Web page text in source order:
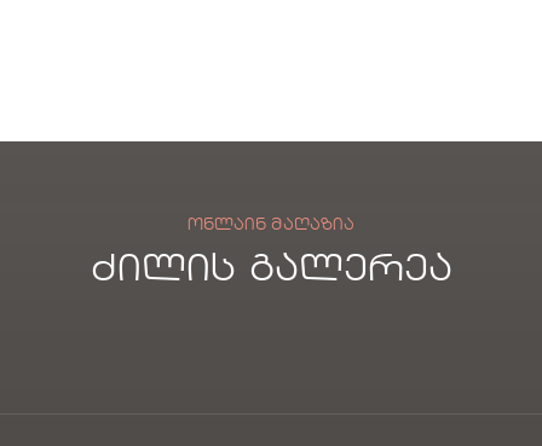
ლი
ძილის გალერეა
ᲝᲜᲚᲐᲘᲜ ᲛᲐᲦᲐᲖᲘᲐ